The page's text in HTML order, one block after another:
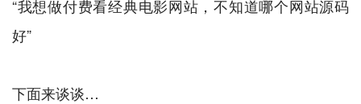
“我想做付费看经典电影网站，不知道哪个网站源码
好”
下面来谈谈…